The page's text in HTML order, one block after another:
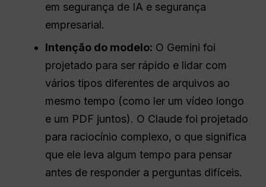
em segurança de IA e segurança
empresarial.
Intenção do modelo: O Gemini foi
projetado para ser rápido e lidar com
vários tipos diferentes de arquivos ao
mesmo tempo (como ler um vídeo longo
e um PDF juntos). O Claude foi projetado
para raciocínio complexo, o que significa
que ele leva algum tempo para pensar
antes de responder a perguntas difíceis.